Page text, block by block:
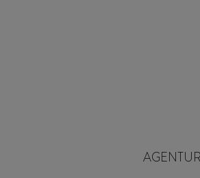
Navigation
überspringen
AGENTUR